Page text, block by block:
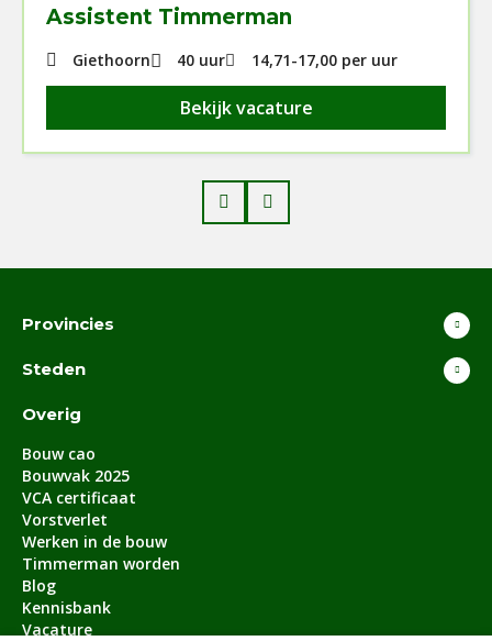
Assistent Timmerman
Giethoorn 40 uur 14,71-17,00 per uur
Bekijk vacature
Prev
Provincies
Steden
Overig
Bouw cao
Bouwvak 2025
VCA certificaat
Vorstverlet
Werken in de bouw
Timmerman worden
Blog
Kennisbank
Vacature